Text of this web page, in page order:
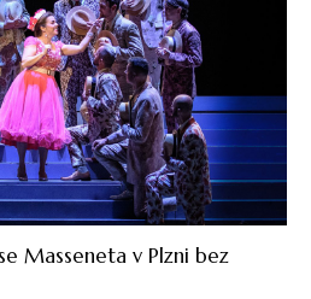
Masseneta v Plzni bez